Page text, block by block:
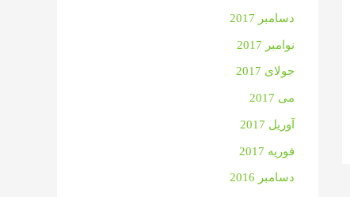
دسامبر 2017
نوامبر 2017
جولای 2017
می 2017
آوریل 2017
فوریه 2017
دسامبر 2016